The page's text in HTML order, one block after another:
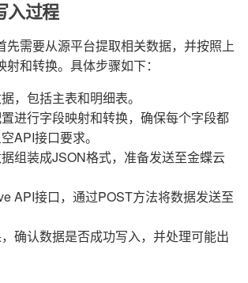
入过程
先需要从源平台提取相关数据，并按照上
和转换。具体步骤如下：
，包括主表和明细表。
进行字段映射和转换，确保每个字段都
API接口要求。
组装成JSON格式，准备发送至金蝶云
API接口，通过POST方法将数据发送至
确认数据是否成功写入，并处理可能出